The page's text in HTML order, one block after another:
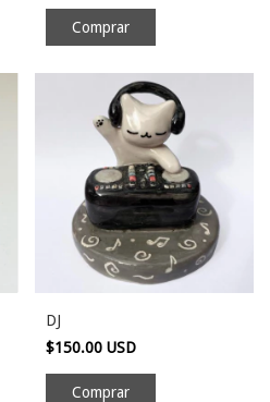
Comprar
DJ
$150.00 USD